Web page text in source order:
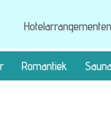
Hotelarrangementen
Romantiek